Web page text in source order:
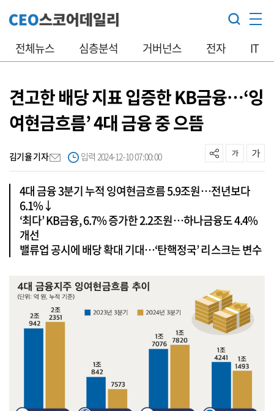
전체뉴스 심층분석 거버넌스 전자 IT
견고한 배당 지표 입증한 KB금융…‘잉
여현금흐름’ 4대 금융 중 으뜸
김기율 기자 입력 2024-12-10 07:00:00
4대 금융 3분기 누적 잉여현금흐름 5.9조원…전년보다
6.1%↓
‘최다’ KB금융, 6.7% 증가한 2.2조원…하나금융도 4.4%
개선
밸류업 공시에 배당 확대 기대…‘탄핵정국’ 리스크는 변수